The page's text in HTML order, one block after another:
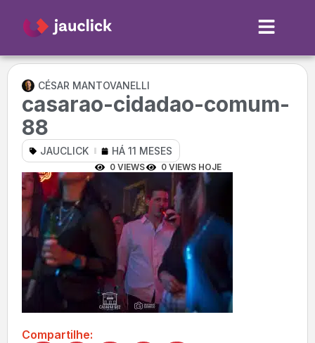
CÉSAR MANTOVANELLI
casarao-cidadao-comum-
88
JAUCLICK HÁ 11 MESES
0 VIEWS 0 VIEWS HOJE
Compartilhe: